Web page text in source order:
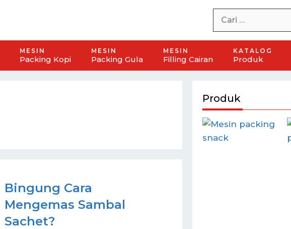
MESIN
Packing Kopi
MESIN
Packing Gula
MESIN
Filling Cairan
KATALOG
Produk
Bingung Cara
Mengemas Sambal
Sachet?
Produk